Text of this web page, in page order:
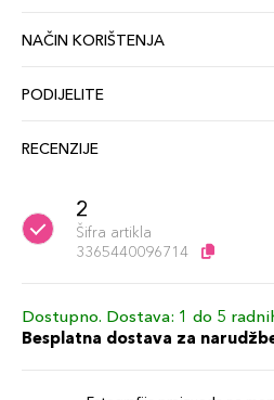
NAČIN KORIŠTENJA
PODIJELITE
RECENZIJE
2
Šifra artikla
3365440096714
Dostupno. Dostava: 1 do 5
Besplatna dostava za